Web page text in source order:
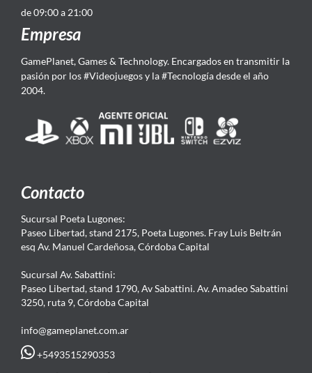
de 09:00 a 21:00
Empresa
GamePlanet, Games & Technology. Encargados en transmitir la
pasión por los #Videojuegos y la #Tecnología desde el año
2004.
Contacto
Sucursal Poeta Lugones:
Paseo Libertad, stand 2175, Poeta Lugones. Fray Luis Beltrán
esq Av. Manuel Cardeñosa, Córdoba Capital
Sucursal Av. Sabattini:
Paseo Libertad, stand 1790, Av Sabattini. Av. Amadeo Sabattini
3250, ruta 9, Córdoba Capital
info@gameplanet.com.ar
+5493515290353